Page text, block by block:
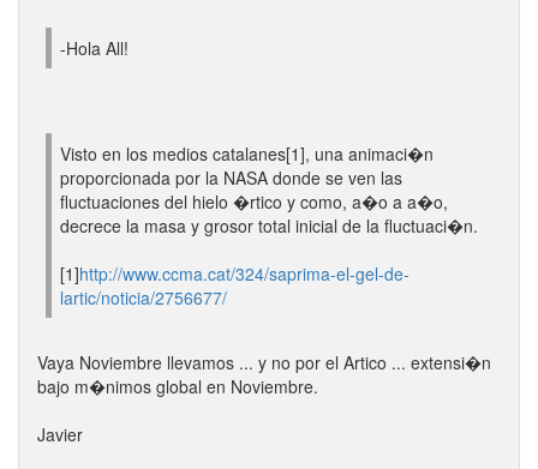
-Hola All!
Visto en los medios catalanes[1], una animaci�n
proporcionada por la NASA donde se ven las
fluctuaciones del hielo �rtico y como, a�o a a�o,
decrece la masa y grosor total inicial de la fluctuaci�n.
[1]http://www.ccma.cat/324/saprima-el-gel-de-
lartic/noticia/2756677/
Vaya Noviembre llevamos ... y no por el Artico ... extensi�n
bajo m�nimos global en Noviembre.
Javier